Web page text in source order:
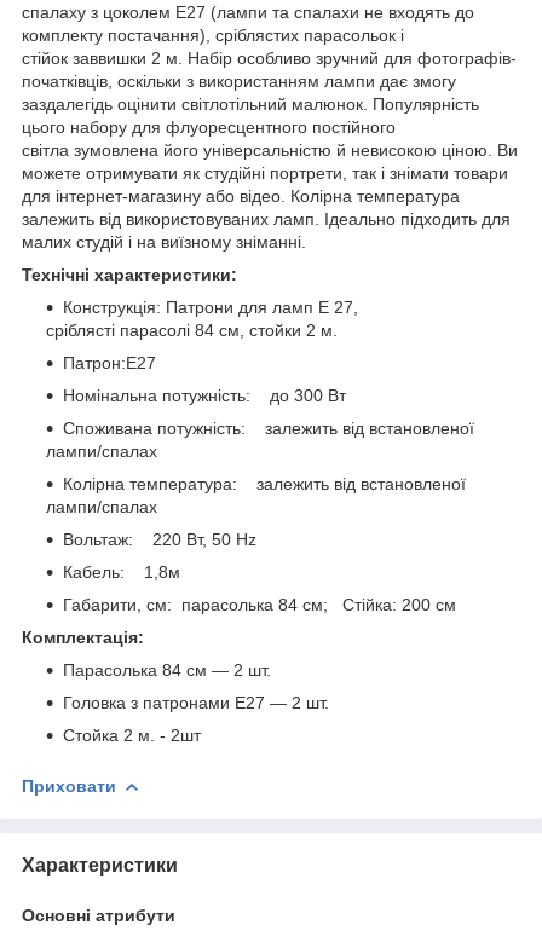
спалаху з цоколем Е27 (лампи та спалахи не входять до
комплекту постачання), сріблястих парасольок і
стійок заввишки 2 м. Набір особливо зручний для фотографів-
початківців, оскільки з використанням лампи дає змогу
заздалегідь оцінити світлотільний малюнок. Популярність
цього набору для флуоресцентного постійного
світла зумовлена його універсальністю й невисокою ціною. Ви
можете отримувати як студійні портрети, так і знімати товари
для інтернет-магазину або відео. Колірна температура
залежить від використовуваних ламп. Ідеально підходить для
малих студій і на виїзному зніманні.
Технічні характеристики:
Конструкція: Патрони для ламп Е 27,
сріблясті парасолі 84 см, стойки 2 м.
Патрон:Е27
Номінальна потужність: до 300 Вт
Споживана потужність: залежить від встановленої
лампи/спалах
Колірна температура: залежить від встановленої
лампи/спалах
Вольтаж: 220 Вт, 50 Hz
Кабель: 1,8м
Габарити, см: парасолька 84 см; Стійка: 200 см
Комплектація:
Парасолька 84 см — 2 шт.
Головка з патронами Е27 — 2 шт.
Стойка 2 м. - 2шт
Приховати
Характеристики
Основні атрибути